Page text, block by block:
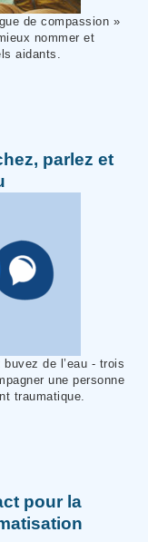
de compassion »
nommer et
aidants.
parlez et
de l’eau - trois
une personne
traumatique.
pour la